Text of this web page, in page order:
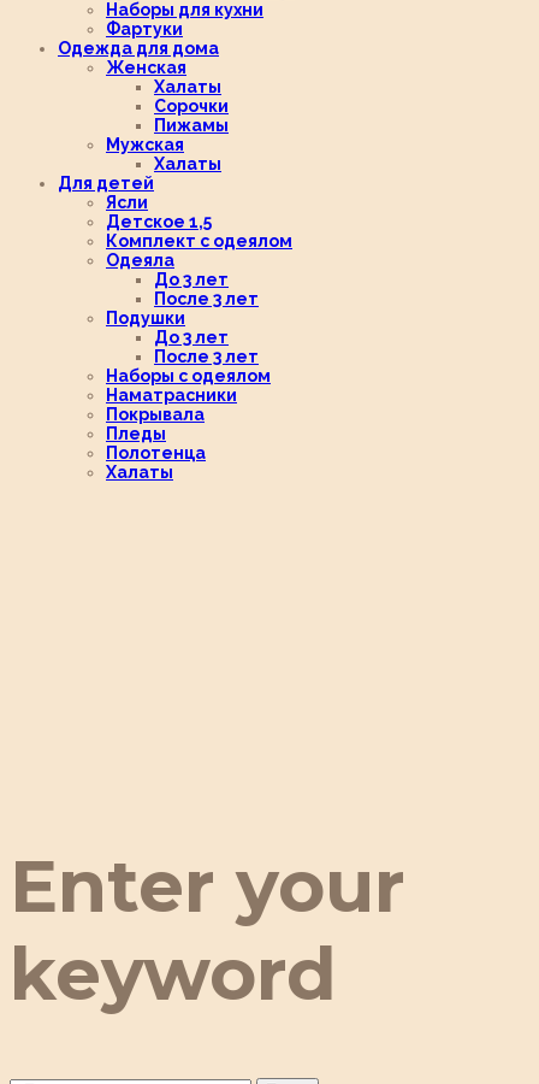
Наборы для кухни
Фартуки
Одежда для дома
Женская
Халаты
Сорочки
Пижамы
Мужская
Халаты
Для детей
Ясли
Детское 1,5
Комплект с одеялом
Одеяла
До 3 лет
После 3 лет
Подушки
До 3 лет
После 3 лет
Наборы с одеялом
Наматрасники
Покрывала
Пледы
Полотенца
Халаты
Enter your
keyword